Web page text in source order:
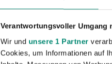
Verantwortungsvoller Umgang
Wir und unsere 1 Partner
Cookies, um Informationen auf
Josko
mit einem